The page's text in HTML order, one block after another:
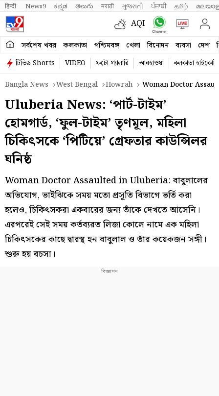
हिन्दी News9 ಕನ್ನಡ తెలుగు मराठी ગુજરાતી ਪੰਜਾਬੀ தமிழ்
AQI
সর্বশেষ খবর কলকাতা পশ্চিমবঙ্গ খেলা বিনোদন ব্যবসা দেশ
টিভি৯ Shorts VIDEO ফটো গ্যালারি আবহাওয়া
কলকাতা হাইকোর্ট
Bangla News
West Bengal Howrah Woman Doctor
Uluberia News: ‘পার্ট-টাইম’
হোমগার্ড, ‘ফুল-টাইম’ তৃণমূল, মহিলা
চিকিৎসকে ‘পিটিয়ে’ গ্রেফতার কাউন্সিলর
ঘনিষ্ঠ
Woman Doctor Assaulted in Uluberia: বাবুলালের
অভিযোগ, ভাইঝিকে সময় মতো প্রসূতি বিভাগে ভর্তি করা
হলেও, চিকিৎসকরা একবারের জন্য তাঁকে দেখতে আসেনি।
এরপরেই সেই সময় কর্তব্যরত লিজা কোলে নামে এক মহিলা
চিকিৎসকের কাছে দ্বারস্থ হন বাবুলাল ও তাঁর কয়েকজন সঙ্গী।
শুরু হয় বচসা।